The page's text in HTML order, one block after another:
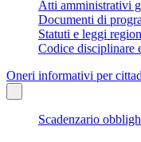
Atti amministrativi
Documenti di
Statuti e leggi
Codice disciplinare
Oneri informativi per
Scadenzario